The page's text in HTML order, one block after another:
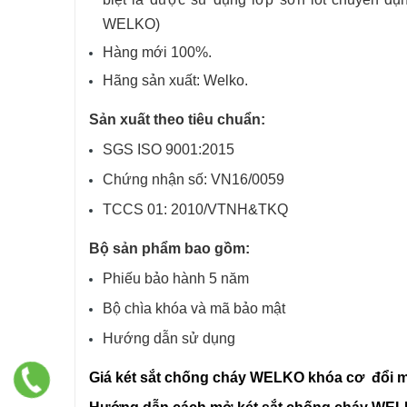
WELKO)
Hàng mới 100%.
Hãng sản xuất: Welko.
Sản xuất theo tiêu chuẩn:
SGS ISO 9001:2015
Chứng nhận số: VN16/0059
TCCS 01: 2010/VTNH&TKQ
Bộ sản phẩm bao gồm:
Phiếu bảo hành 5 năm
Bộ chìa khóa và mã bảo mật
Hướng dẫn sử dụng
Giá két sắt chống cháy WELKO khóa cơ đổi